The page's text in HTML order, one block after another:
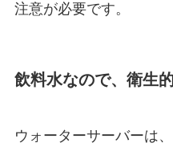
注意が必要です。
飲料水なので、衛生
ウォーターサーバーは